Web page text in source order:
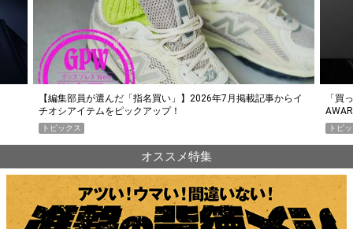
「買って損なし」の極上スマホ5選【GoodsPress 2026上半期
AWARD】
トピックス
薄着
PR
オススメ特集